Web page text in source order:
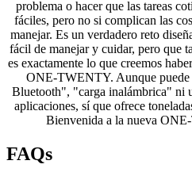
problema o hacer que las tareas
fáciles, pero no si complican las
manejar. Es un verdadero reto
fácil de manejar y cuidar, pero que
es exactamente lo que creemos
ONE-TWENTY. Aunque puede
Bluetooth", "carga inalámbrica" ni
aplicaciones, sí que ofrece
Bienvenida a la nueva
FAQs